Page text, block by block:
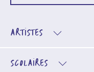
ARTISTES
SCOLAIRES